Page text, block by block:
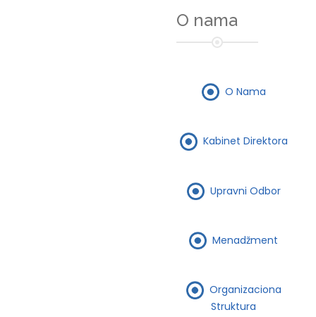
O nama
O Nama
Kabinet Direktora
Upravni Odbor
Menadžment
Organizaciona
Struktura